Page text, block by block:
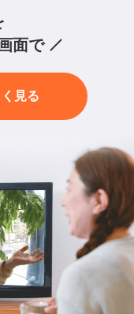
面で
見る